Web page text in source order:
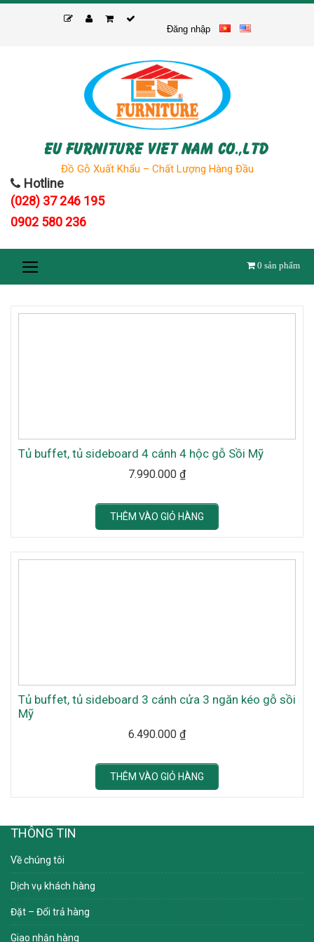
Skip
Đăng nhập
EU FURNITURE VIET NAM CO.,LTD
Đồ Gỗ Xuất Khẩu – Chất Lượng Hàng Đầu
Hotline
(028) 37 246 195
0902 580 236
0 sản phẩm
Tủ buffet, tủ sideboard 4 cánh 4 hộc gỗ Sồi Mỹ
7.990.000 ₫
THÊM VÀO GIỎ HÀNG
Tủ buffet, tủ sideboard 3 cánh cửa 3 ngăn kéo gỗ sồi
Mỹ
6.490.000 ₫
THÊM VÀO GIỎ HÀNG
THÔNG TIN
Về chúng tôi
Dịch vụ khách hàng
Đặt – Đổi trả hàng
Giao nhận hàng